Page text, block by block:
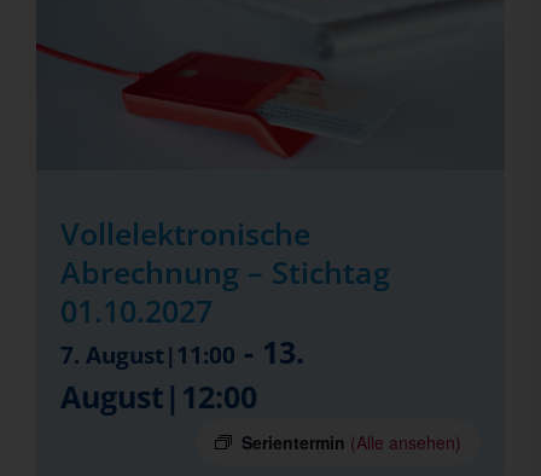
Vollelektronische
Abrechnung – Stichtag
01.10.2027
7. August|11:00 - 13.
August|12:00
Serientermin (Alle ansehen)